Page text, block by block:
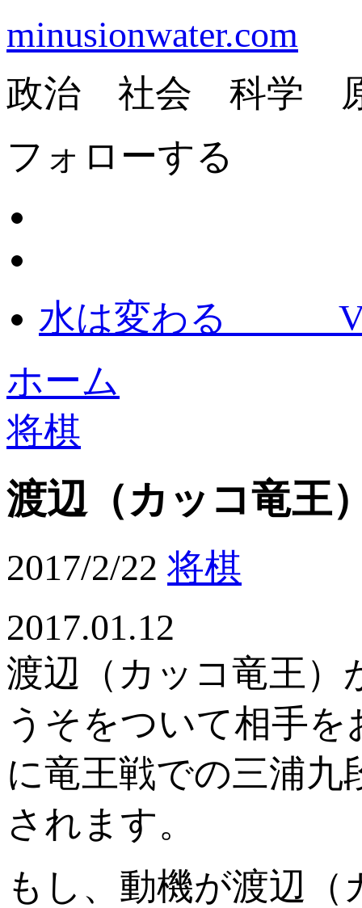
minusionwater.com
政治 社会 科学 原
フォローする
水は変わる
ホーム
将棋
渡辺（カッコ竜王
2017/2/22 将棋
2017.01.12
渡辺（カッコ竜王）
うそをついて相手
に竜王戦での三浦
されます。
もし、動機が渡辺